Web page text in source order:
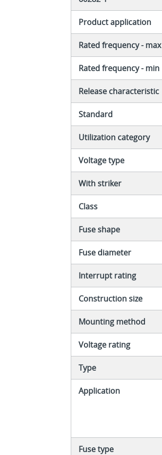
Product application
Rated frequency - max
Rated frequency - min
Release characteristic
Standard
Utilization category
Voltage type
With striker
Class
Fuse shape
Fuse diameter
Interrupt rating
Construction size
Mounting method
Voltage rating
Type
Application
Fuse type